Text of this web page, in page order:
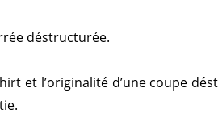
déstructurée.
et l’originalité d’une coupe